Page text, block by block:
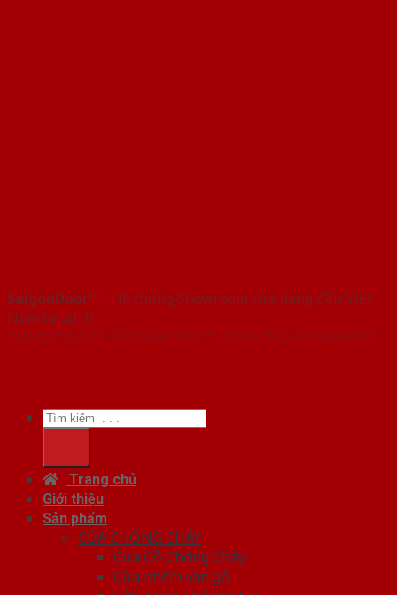
SaigonDoor™ - Hệ thống Showroom cửa hàng đầu Việt
Nam từ 2010
Copyright ⓒ 2010 – 2026 SaigonDoor™ | Đơn vị chủ quản SaigonDoor
Tìm
kiếm:
Trang chủ
Giới thiệu
Sản phẩm
CỬA CHỐNG CHÁY
Cửa Gỗ Chống Cháy
Cửa nhôm vân gỗ